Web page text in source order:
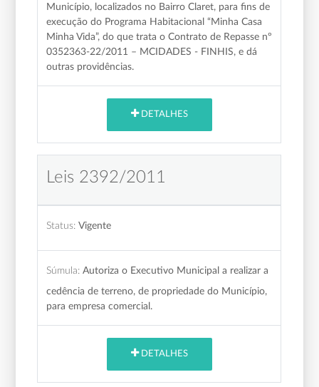
Município, localizados no Bairro Claret, para fins de
execução do Programa Habitacional “Minha Casa
Minha Vida”, do que trata o Contrato de Repasse nº
0352363-22/2011 – MCIDADES - FINHIS, e dá
outras providências.
DETALHES
Leis 2392/2011
Status: Vigente
Súmula: Autoriza o Executivo Municipal a realizar a
cedência de terreno, de propriedade do Município,
para empresa comercial.
DETALHES